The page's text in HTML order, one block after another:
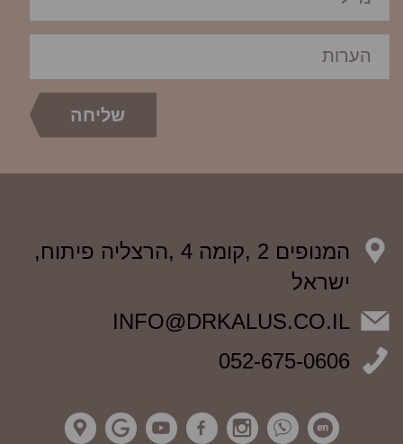
המנופים 2 ,קומה 4 ,הרצליה פיתוח,
ישראל
INFO@DRKALUS.CO.IL
052-675-0606